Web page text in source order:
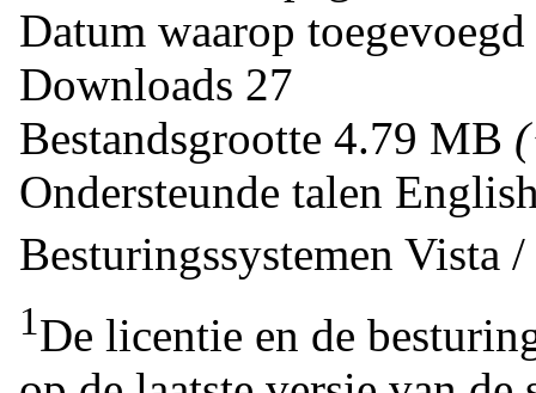
Datum waarop toegevoegd
Downloads 27
Bestandsgrootte 4.79 MB
Ondersteunde talen
Besturingssystemen Vista
1De licentie en de